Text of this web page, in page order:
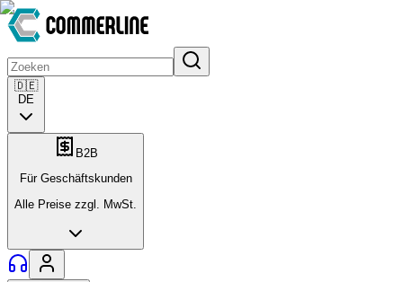
🇩🇪
DE
B2B
Für Geschäftskunden
Alle Preise zzgl. MwSt.